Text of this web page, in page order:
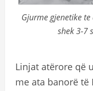
Gjurme gjenetike
shek 3-7
Linjat atërore që
me ata banorë